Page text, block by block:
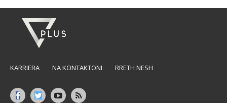
KARRIERA NA KONTAKTONI RRETH NESH